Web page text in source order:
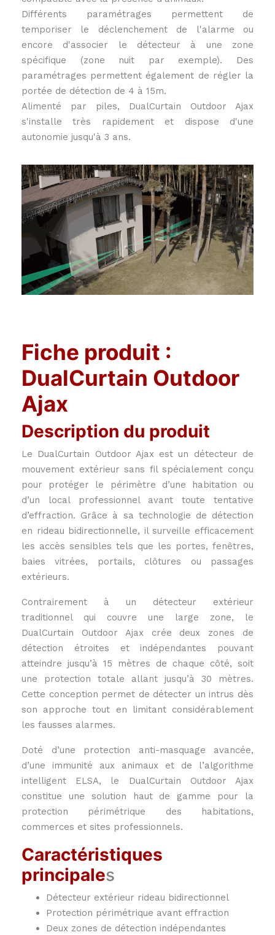
Différents paramétrages permettent de
temporiser le déclenchement de l'alarme ou
encore d'associer le détecteur à une zone
spécifique (zone nuit par exemple). Des
paramétrages permettent également de régler la
portée de détection de 4 à 15m.
Alimenté par piles, DualCurtain Outdoor Ajax
s'installe très rapidement et dispose d'une
autonomie jusqu'à 3 ans.
Fiche produit :
DualCurtain Outdoor
Ajax
Description du produit
Le DualCurtain Outdoor Ajax est un détecteur de
mouvement extérieur sans fil spécialement conçu
pour protéger le périmètre d’une habitation ou
d’un local professionnel avant toute tentative
d’effraction. Grâce à sa technologie de détection
en rideau bidirectionnelle, il surveille efficacement
les accès sensibles tels que les portes, fenêtres,
baies vitrées, portails, clôtures ou passages
extérieurs.
Contrairement à un détecteur extérieur
traditionnel qui couvre une large zone, le
DualCurtain Outdoor Ajax crée deux zones de
détection étroites et indépendantes pouvant
atteindre jusqu’à 15 mètres de chaque côté, soit
une protection totale allant jusqu’à 30 mètres.
Cette conception permet de détecter un intrus dès
son approche tout en limitant considérablement
les fausses alarmes.
Doté d’une protection anti-masquage avancée,
d’une immunité aux animaux et de l’algorithme
intelligent ELSA, le DualCurtain Outdoor Ajax
constitue une solution haut de gamme pour la
protection périmétrique des habitations,
commerces et sites professionnels.
Caractéristiques
principales
Détecteur extérieur rideau bidirectionnel
Protection périmétrique avant effraction
Deux zones de détection indépendantes